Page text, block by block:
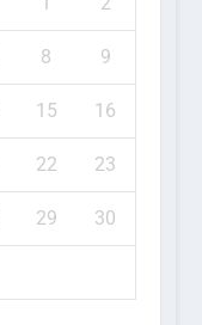
8 9
15 16
22 23
29 30